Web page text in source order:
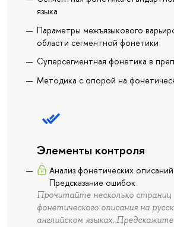
языка
Параметры межъязыкового
области сегментной фонетики
Суперсегментная фонетика в
Методика с опорой на
Элементы контроля
Анализ фонетических описаний.
Предсказание ошибок
Прочитайте несколько страниц
фонетического описания на
английском языках.